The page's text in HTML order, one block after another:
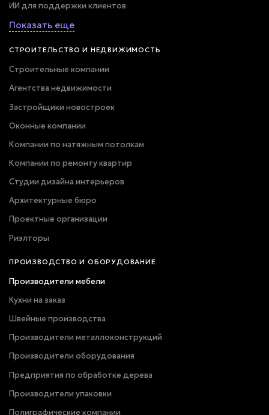
ИИ для поддержки клиентов
Показать еще
СТРОИТЕЛЬСТВО И НЕДВИЖИМОСТЬ
Строительные компании
Агентства недвижимости
Застройщики новостроек
Оконные компании
Компании по натяжным потолкам
Компании по ремонту квартир
Студии дизайна интерьеров
Архитектурные бюро
Проектные организации
Риэлторы
ПРОИЗВОДСТВО И ОБОРУДОВАНИЕ
Производители мебели
Кухни на заказ
Швейные производства
Производители металлоконструкций
Производители оборудования
Предприятия по обработке дерева
Производители упаковки
Полиграфические компании